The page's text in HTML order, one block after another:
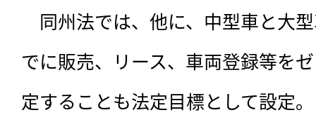
同州法では、他に、 中型車と大
でに販売、リース、車両登録等を
定することも法定目標として設定